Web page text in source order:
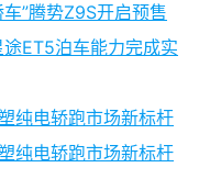
”腾势Z9S开启预售
ET5泊车能力完成实
纯电轿跑市场新标杆
纯电轿跑市场新标杆